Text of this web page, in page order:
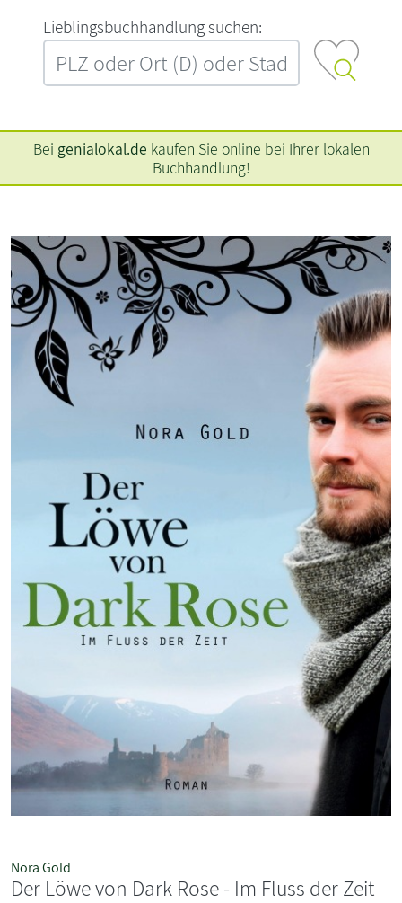
L‍i‍e‍b‍l‍i‍n‍g‍s‍b‍u‍c‍h‍h‍a‍n‍d‍l‍u‍n‍g‍ ‍s‍u‍c‍h‍e‍n‍:‍
Bei genialokal.de kaufen Sie online bei Ihrer lokalen
Buchhandlung!
Nora Gold
Der Löwe von Dark Rose - Im Fluss der Zeit